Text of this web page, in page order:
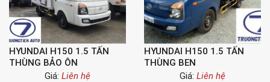
HYUNDAI H150 1.5 TẤN
THÙNG BẢO ÔN
Giá: Liên hệ
HYUNDAI H150 1.5 TẤN
THÙNG BEN
Giá: Liên hệ